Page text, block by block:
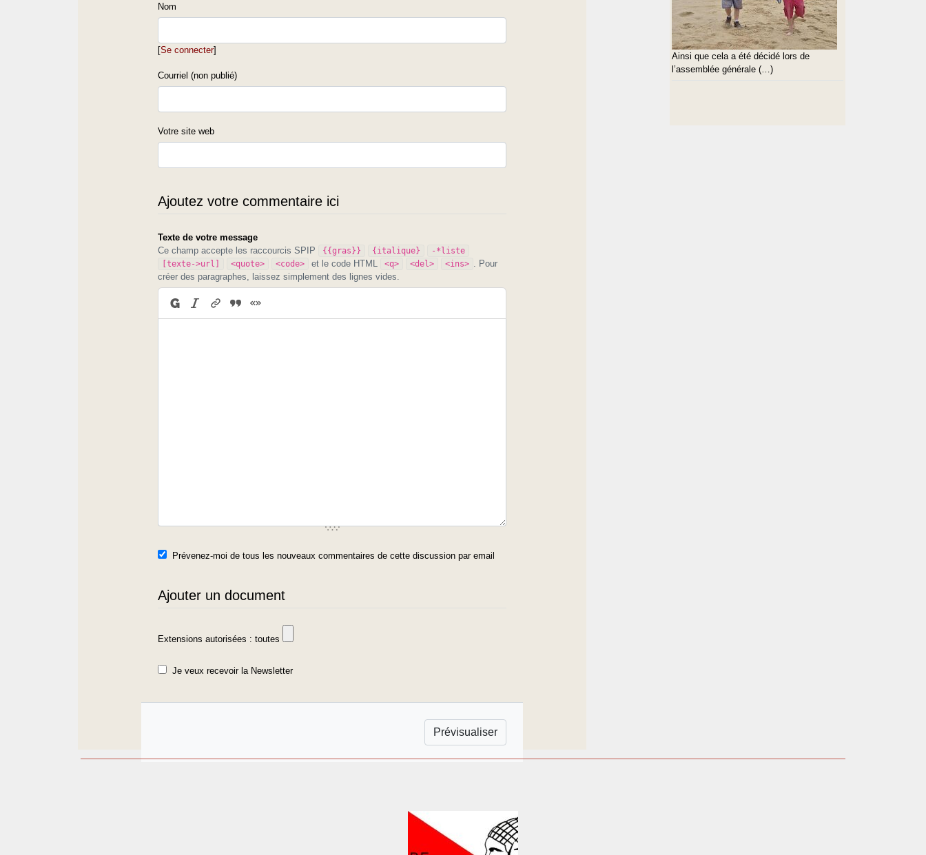
Nom
[Se connecter]
Courriel (non publié)
Votre site web
Ajoutez votre commentaire ici
Texte de votre message
Ce champ accepte les raccourcis SPIP
{{gras}} {italique}
-*liste
[texte->url]
<quote> <code> et le code HTML <q> <del> <ins>
. Pour
créer des paragraphes, laissez simplement des lignes vides.
Prévenez-moi de tous les nouveaux commentaires de cette discussion par email
Ajouter un document
Extensions autorisées : toutes
Je veux recevoir la Newsletter
Ainsi que cela a été décidé lors de
l’assemblée générale (…)